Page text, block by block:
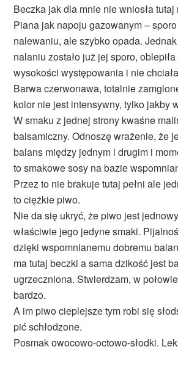
Beczka jak dla mnie nie wniosła tutaj
Piana jak napoju gazowanym –
nalewaniu, ale szybko opada.
nalaniu zostało już jej sporo, oblepiła
wysokości występowania i nie
Barwa czerwonawa, totalnie
kolor nie jest intensywny, tylko jakby
W smaku z jednej strony kwaśne
balsamiczny. Odnoszę wrażenie, że
balans między jednym i drugim i
to smakowe sosy na bazie
Przez to nie brakuje tutaj pełni ale
to ciężkie piwo.
Nie da się ukryć, że piwo jest
właściwie jego jedyne smaki.
dzięki wspomnianemu dobremu
ma tutaj beczki a sama dzikość jest
ugrzeczniona. Stwierdzam, w
bardzo.
A im piwo cieplejsze tym robi się
pić schłodzone.
Posmak owocowo-octowo-słodki.